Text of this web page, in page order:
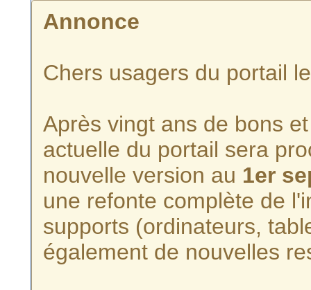
Annonce
Chers usagers du portail
Après vingt ans de bons
actuelle du portail sera
nouvelle version au 1er
une refonte complète de
supports (ordinateurs,
également de nouvelles